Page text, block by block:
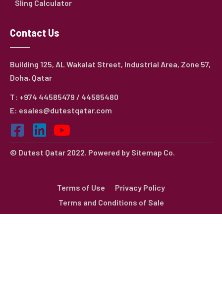
Sling Calculator
Contact Us
Building 125, AL Wakalat Street, Industrial Area, Zone 57,
Doha, Qatar
T: +974 44585479 / 44585480
E: esales@dutestqatar.com
© Dutest Qatar 2022. Powered by Sitemap Co.
Terms of Use
Privacy Policy
Terms and Conditions of Sale